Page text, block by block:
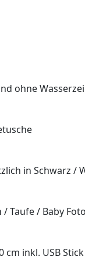
ohne
in Schwarz /
Taufe / Baby
cm inkl. USB Stick